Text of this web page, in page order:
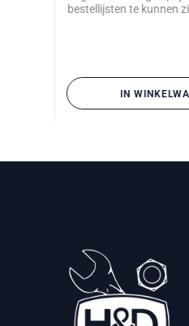
bestellijsten te kunnen
IN